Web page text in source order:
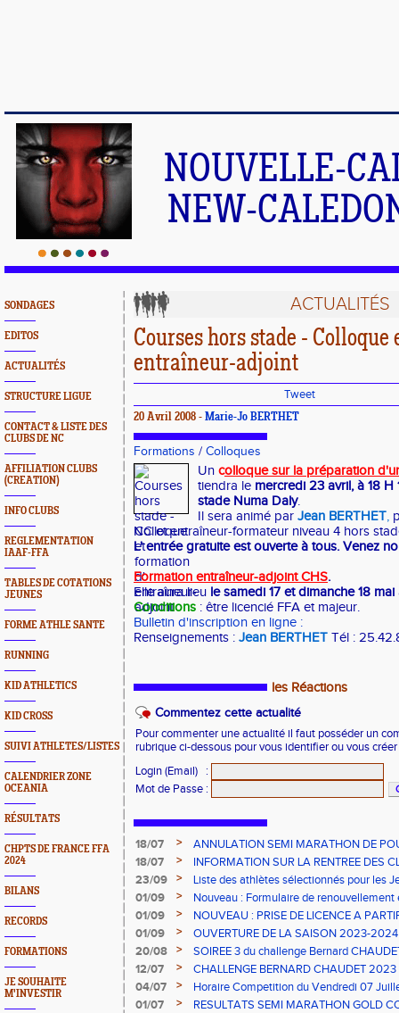
NOUVELLE-
NEW-
SONDAGES
EDITOS
ACTUALITÉS
STRUCTURE LIGUE
CONTACT & LISTE DES
CLUBS DE NC
AFFILIATION CLUBS
(CREATION)
INFO CLUBS
REGLEMENTATION
IAAF-FFA
TABLES DE COTATIONS
JEUNES
FORME ATHLE SANTE
RUNNING
KID ATHLETICS
KID CROSS
SUIVI ATHLETES/LISTES
CALENDRIER ZONE
OCEANIA
RÉSULTATS
CHPTS DE FRANCE FFA
2024
BILANS
RECORDS
FORMATIONS
JE SOUHAITE
M'INVESTIR
ACTUALITÉS
Courses hors stade -
entraîneur-adjoint
Tweet
20 Avril 2008 - Marie-Jo BERTHET
Formations / Colloques
Un colloque sur la préparation
tiendra le mercredi 23 avril, à 18 H
stade Numa Daly.
Il sera animé par Jean BERTHET,
NC et entraîneur-formateur niveau 4 hors
L' entrée gratuite est ouverte à tous. Venez
Formation entraîneur-adjoint CHS.
Elle aura lieu le samedi 17 et dimanche 18 mai
Conditions : être licencié FFA et majeur.
Bulletin d'inscription en ligne :
Renseignements : Jean BERTHET Tél :
les Réactions
Commentez cette actualité
Pour commenter une actualité il faut posséder un
rubrique ci-dessous pour vous identifier ou vous
Login (Email)
:
Mot de Passe :
18/07 >
ANNULATION SEMI MARATHON DE
18/07
>
INFORMATION SUR LA RENTREE DES
23/09
>
Liste des athlètes sélectionnés pour les
2023
01/09 >
Nouveau : Formulaire de renouvellement
01/09
>
NOUVEAU : PRISE DE LICENCE A
2023
01/09 >
OUVERTURE DE LA SAISON 2023-
20/08
>
SOIREE 3 du challenge Bernard
12/07
>
CHALLENGE BERNARD CHAUDET 2023
04/07
>
Horaire Competition du Vendredi 07
01/07
>
RESULTATS SEMI MARATHON GOLD